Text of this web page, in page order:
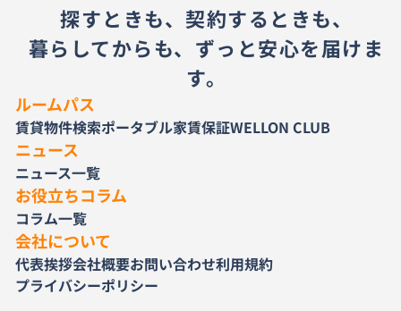
探すときも、契約するときも、
暮らしてからも、ずっと安心を届けま
す。
ルームパス
賃貸物件検索ポータブル家賃保証WELLON CLUB
ニュース
ニュース一覧
お役立ちコラム
コラム一覧
会社について
代表挨拶会社概要お問い合わせ利用規約
プライバシーポリシー